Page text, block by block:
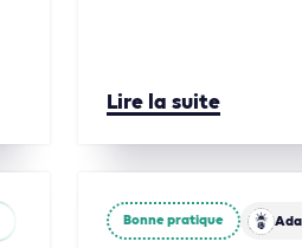
Lire la suite
Bonne pratique